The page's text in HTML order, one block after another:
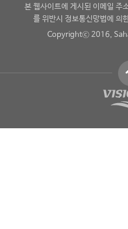
본 웹사이트에 게시된 이메일 주
를 위반시 정보통신망법에 의
Copyrightⓒ 2016,